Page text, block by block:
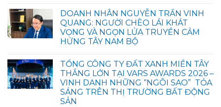
DOANH NHÂN NGUYỄN TRẦN VINH
QUANG: NGƯỜI CHÈO LÁI KHÁT
VỌNG VÀ NGỌN LỬA TRUYỀN CẢM
HỨNG TÂY NAM BỘ
TỔNG CÔNG TY ĐẤT XANH MIỀN TÂY
THẮNG LỚN TẠI VARS AWARDS 2026 –
VINH DANH NHỮNG “NGÔI SAO” TỎA
SÁNG TRÊN THỊ TRƯỜNG BẤT ĐỘNG
SẢN